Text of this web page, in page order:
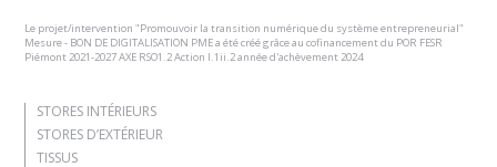
Le projet/intervention "Promouvoir la transition numérique du système entrepreneurial"
Mesure - BON DE DIGITALISATION PME a été créé grâce au cofinancement du POR FESR
Piémont 2021-2027 AXE RSO1.2 Action I.1ii.2 année d'achèvement 2024
STORES INTÉRIEURS
STORES D’EXTÉRIEUR
TISSUS